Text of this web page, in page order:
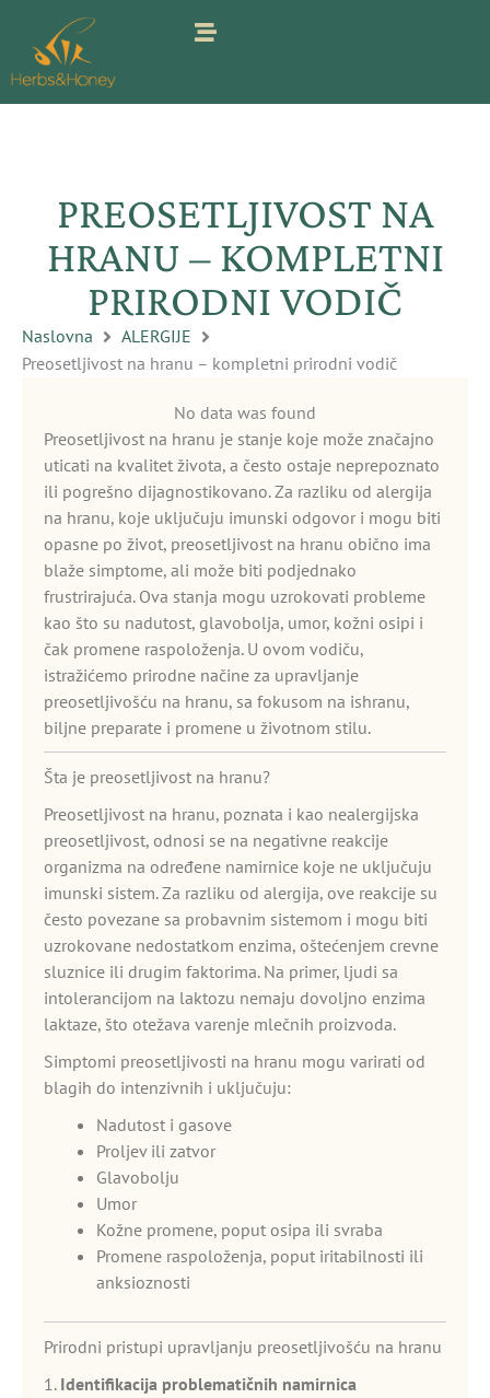
sadržaj
PREOSETLJIVOST NA
HRANU – KOMPLETNI
PRIRODNI VODIČ
Naslovna
ALERGIJE
Preosetljivost na hranu – kompletni prirodni vodič
No data was found
Preosetljivost na hranu je stanje koje može značajno
uticati na kvalitet života, a često ostaje neprepoznato
ili pogrešno dijagnostikovano. Za razliku od alergija
na hranu, koje uključuju imunski odgovor i mogu biti
opasne po život, preosetljivost na hranu obično ima
blaže simptome, ali može biti podjednako
frustrirajuća. Ova stanja mogu uzrokovati probleme
kao što su nadutost, glavobolja, umor, kožni osipi i
čak promene raspoloženja. U ovom vodiču,
istražićemo prirodne načine za upravljanje
preosetljivošću na hranu, sa fokusom na ishranu,
biljne preparate i promene u životnom stilu.
Šta je preosetljivost na hranu?
Preosetljivost na hranu, poznata i kao nealergijska
preosetljivost, odnosi se na negativne reakcije
organizma na određene namirnice koje ne uključuju
imunski sistem. Za razliku od alergija, ove reakcije su
često povezane sa probavnim sistemom i mogu biti
uzrokovane nedostatkom enzima, oštećenjem crevne
sluznice ili drugim faktorima. Na primer, ljudi sa
intolerancijom na laktozu nemaju dovoljno enzima
laktaze, što otežava varenje mlečnih proizvoda.
Simptomi preosetljivosti na hranu mogu varirati od
blagih do intenzivnih i uključuju:
Nadutost i gasove
Proljev ili zatvor
Glavobolju
Umor
Kožne promene, poput osipa ili svraba
Promene raspoloženja, poput iritabilnosti ili
anksioznosti
Prirodni pristupi upravljanju preosetljivošću na hranu
1. Identifikacija problematičnih namirnica